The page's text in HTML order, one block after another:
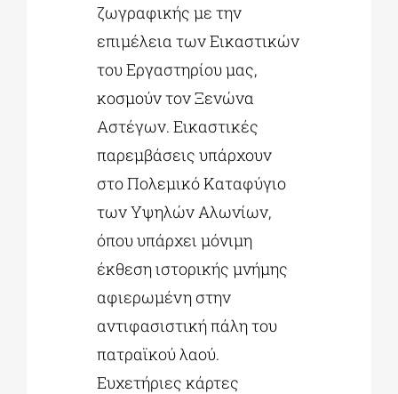
ζωγραφικής με την
επιμέλεια των Εικαστικών
του Εργαστηρίου μας,
κοσμούν τον Ξενώνα
Αστέγων. Εικαστικές
παρεμβάσεις υπάρχουν
στο Πολεμικό Καταφύγιο
των Υψηλών Αλωνίων,
όπου υπάρχει μόνιμη
έκθεση ιστορικής μνήμης
αφιερωμένη στην
αντιφασιστική πάλη του
πατραϊκού λαού.
Ευχετήριες κάρτες